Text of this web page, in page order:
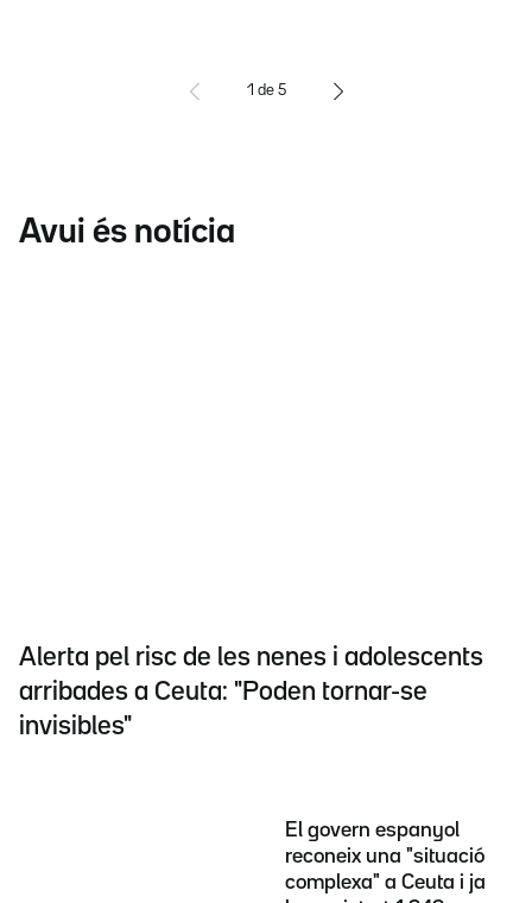
1 de 5
Avui és notícia
Alerta pel risc de les nenes i adolescents
arribades a Ceuta: "Poden tornar-se
invisibles"
El govern espanyol
reconeix una "situació
complexa" a Ceuta i ja